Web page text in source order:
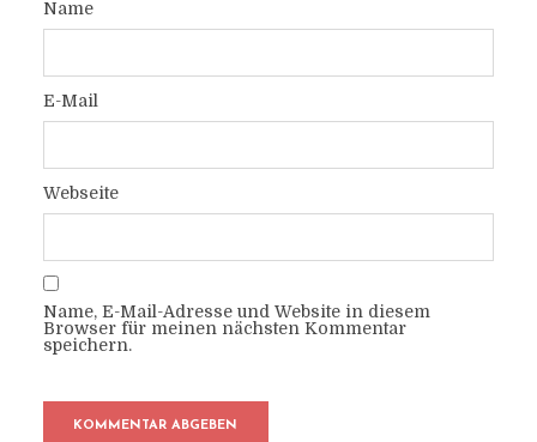
Name
E-Mail
Webseite
Name, E-Mail-Adresse und Website in diesem
Browser für meinen nächsten Kommentar
speichern.